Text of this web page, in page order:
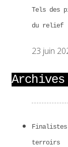
Tels des
du relief
23 juin
terroirs